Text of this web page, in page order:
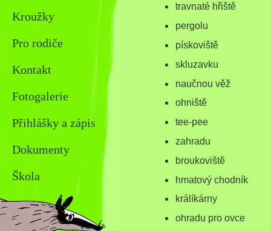
travnaté hřiště
pergolu
pískoviště
skluzavku
naučnou věž
ohniště
tee-pee
zahradu
broukoviště
hmatový chodník
králíkárny
ohradu pro ovce
Kroužky
Pro rodiče
Kontakt
Fotogalerie
Přihlášky a zápis
Dokumenty
Škola